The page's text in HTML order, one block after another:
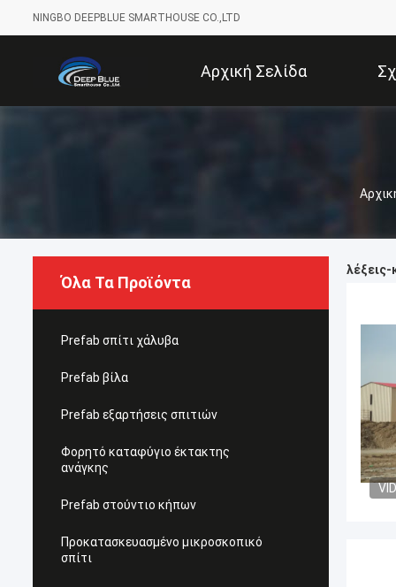
NINGBO DEEPBLUE SMARTHOUSE CO.,LTD
Αρχική Σελίδα
Όλα Τα Προϊόντα
Prefab σπίτι χάλυβα
Prefab βίλα
Prefab εξαρτήσεις σπιτιών
Φορητό καταφύγιο έκτακτης
ανάγκης
Prefab στούντιο κήπων
Προκατασκευασμένο μικροσκοπικό
σπίτι